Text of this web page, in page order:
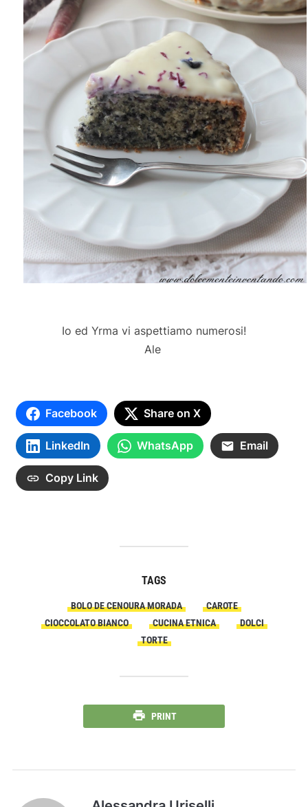
Io ed Yrma vi aspettiamo numerosi!
Ale
Facebook Share on X
LinkedIn WhatsApp Email
Copy Link
TAGS
BOLO DE CENOURA MORADA
CAROTE
CIOCCOLATO BIANCO
CUCINA ETNICA
DOLCI
TORTE
PRINT